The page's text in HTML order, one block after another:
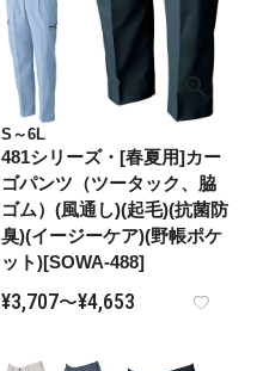
S～6L
481シリーズ・[春夏用]カー
ゴパンツ（ツータック、脇
ゴム）(風通し)(起毛)(抗菌防
臭)(イージーケア)(野帳ポケ
ット)[SOWA-488]
¥3,707〜¥4,653